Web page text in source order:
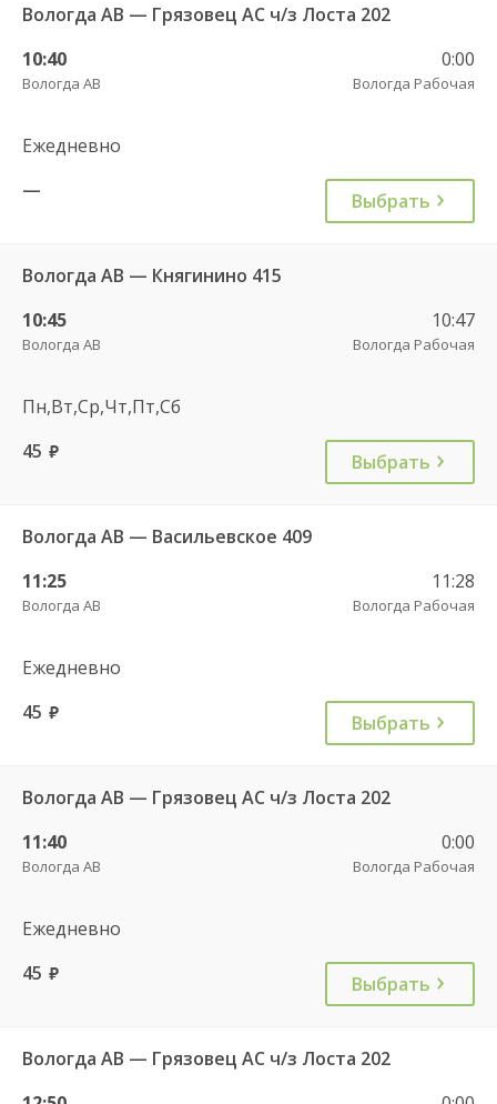
Вологда АВ — Грязовец АС ч/з Лоста 202
10:40
Вологда АВ
0:00
Вологда Рабочая
Ежедневно
—
Выбрать
Вологда АВ — Княгинино 415
10:45
Вологда АВ
10:47
Вологда Рабочая
Пн,Вт,Ср,Чт,Пт,Сб
45 руб. Выбрать
Вологда АВ — Васильевское 409
11:25
Вологда АВ
11:28
Вологда Рабочая
Ежедневно
45 руб. Выбрать
Вологда АВ — Грязовец АС ч/з Лоста 202
11:40
Вологда АВ
0:00
Вологда Рабочая
Ежедневно
45 руб. Выбрать
Вологда АВ — Грязовец АС ч/з Лоста 202